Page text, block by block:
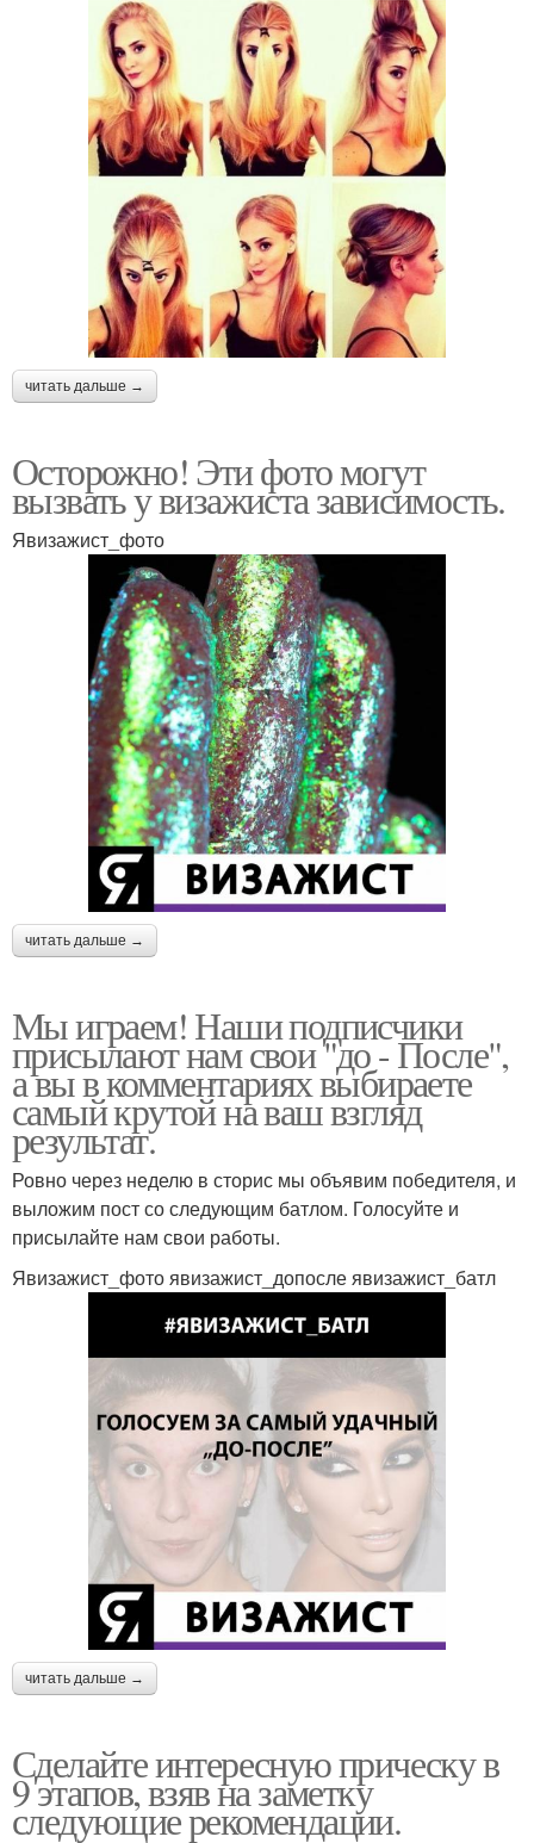
читать дальше →
Осторожно! Эти фото могут
вызвать у визажиста зависимость.
Явизажист_фото
читать дальше →
Мы играем! Наши подписчики
присылают нам свои "до - После",
а вы в комментариях выбираете
самый крутой на ваш взгляд
результат.
Ровно через неделю в сторис мы объявим победителя, и
выложим пост со следующим батлом. Голосуйте и
присылайте нам свои работы.
Явизажист_фото явизажист_допосле явизажист_батл
читать дальше →
Сделайте интересную прическу в
9 этапов, взяв на заметку
следующие рекомендации.